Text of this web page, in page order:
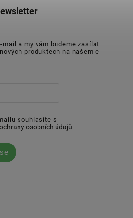
mail a my vám budeme zasílat
produktech na našem e-
souhlasíte s
osobních údajů